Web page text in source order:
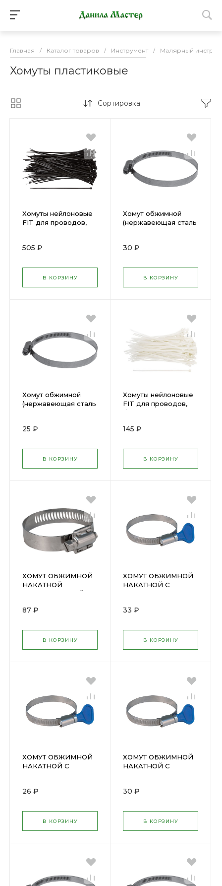
Главная / Каталог товаров / Инструмент / Малярный
Хомуты пластиковые
Сортировка
Хомуты нейлоновые
FIT для проводов,
505 ₽
В КОРЗИНУ
Хомут обжимной
(нержавеющая сталь
30 ₽
В КОРЗИНУ
Хомут обжимной
(нержавеющая сталь
25 ₽
В КОРЗИНУ
Хомуты нейлоновые
FIT для проводов,
белые 100 шт.,
145 ₽
В КОРЗИНУ
ХОМУТ ОБЖИМНОЙ
НАКАТНОЙ
НЕРЖАВЕЮЩИЙ
87 ₽
В КОРЗИНУ
ХОМУТ ОБЖИМНОЙ
НАКАТНОЙ С
33 ₽
В КОРЗИНУ
ХОМУТ ОБЖИМНОЙ
НАКАТНОЙ С
26 ₽
В КОРЗИНУ
ХОМУТ ОБЖИМНОЙ
НАКАТНОЙ С
30 ₽
В КОРЗИНУ